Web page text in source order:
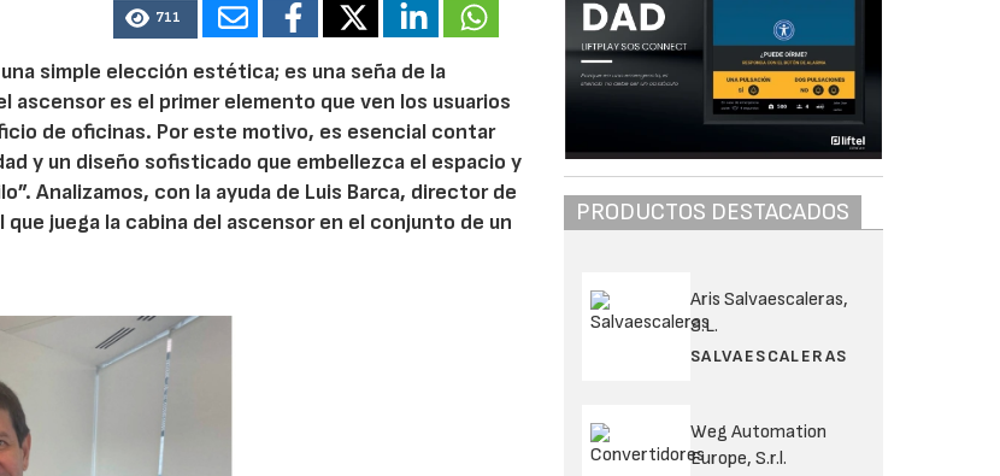
711
simple elección estética; es una seña de la
es el primer elemento que ven los usuarios
de oficinas. Por este motivo, es esencial contar
y un diseño sofisticado que embellezca el espacio y
Analizamos, con la ayuda de Luis Barca, director de
que juega la cabina del ascensor en el conjunto de un
PRODUCTOS DESTACADOS
Aris Salvaescaleras,
S.L.
SALVAESCALERAS
Weg Automation
Europe, S.r.l.